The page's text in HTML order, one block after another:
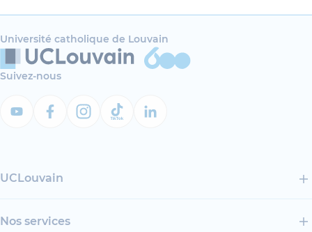
Université catholique de Louvain
Suivez-nous
UCLouvain
Nos services